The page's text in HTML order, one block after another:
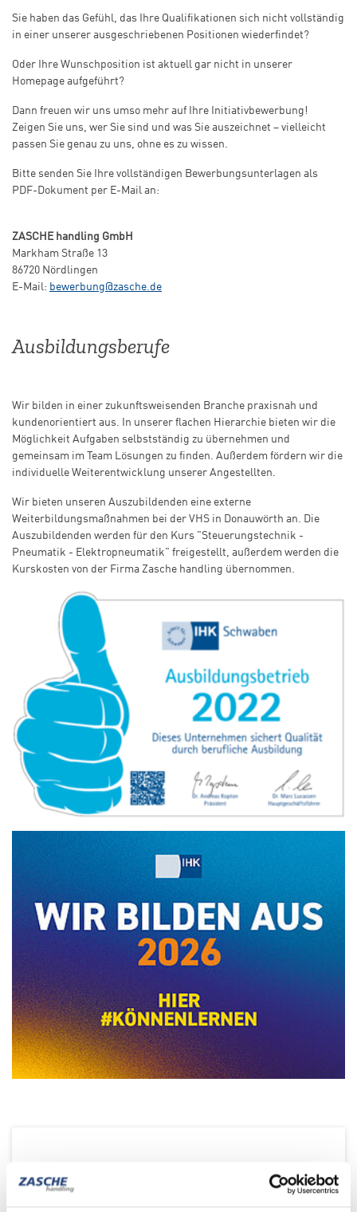
Sie haben das Gefühl, das Ihre Qualifikationen sich nicht vollständig
in einer unserer ausgeschriebenen Positionen wiederfindet?
Oder Ihre Wunschposition ist aktuell gar nicht in unserer
Homepage aufgeführt?
Dann freuen wir uns umso mehr auf Ihre Initiativbewerbung!
Zeigen Sie uns, wer Sie sind und was Sie auszeichnet – vielleicht
passen Sie genau zu uns, ohne es zu wissen.
Bitte senden Sie Ihre vollständigen Bewerbungsunterlagen als
PDF-Dokument per E-Mail an:
ZASCHE handling GmbH
Markham Straße 13
86720 Nördlingen
E-Mail: bewerbung@zasche.de
Ausbildungsberufe
Wir bilden in einer zukunftsweisenden Branche praxisnah und
kundenorientiert aus. In unserer flachen Hierarchie bieten wir die
Möglichkeit Aufgaben selbstständig zu übernehmen und
gemeinsam im Team Lösungen zu finden. Außerdem fördern wir die
individuelle Weiterentwicklung unserer Angestellten.
Wir bieten unseren Auszubildenden eine externe
Weiterbildungsmaßnahmen bei der VHS in Donauwörth an. Die
Auszubildenden werden für den Kurs "Steuerungstechnik -
Pneumatik - Elektropneumatik" freigestellt, außerdem werden die
Kurskosten von der Firma Zasche handling übernommen.